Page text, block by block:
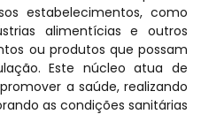
estabelecimentos, como
alimentícias e outros
ou produtos que possam
Este núcleo atua de
a saúde, realizando
as condições sanitárias